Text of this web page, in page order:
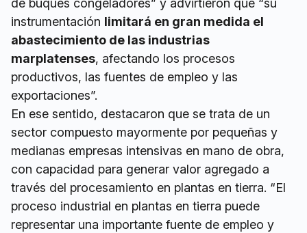
de buques congeladores” y advirtieron que “su
instrumentación limitará en gran medida el
abastecimiento de las industrias
marplatenses, afectando los procesos
productivos, las fuentes de empleo y las
exportaciones”.
En ese sentido, destacaron que se trata de un
sector compuesto mayormente por pequeñas y
medianas empresas intensivas en mano de obra,
con capacidad para generar valor agregado a
través del procesamiento en plantas en tierra. “El
proceso industrial en plantas en tierra puede
representar una importante fuente de empleo y